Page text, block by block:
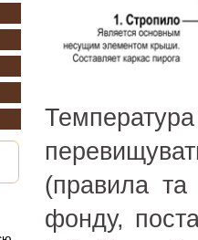
(правила та
фонду,